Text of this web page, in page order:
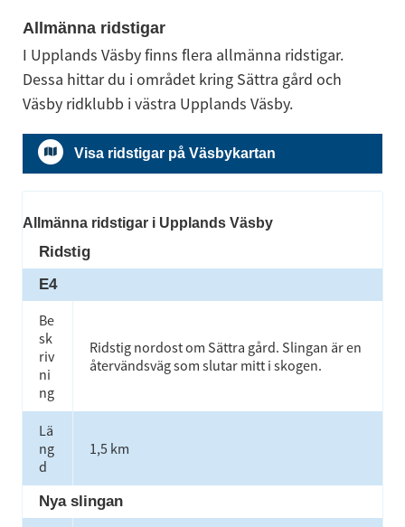
Allmänna ridstigar
I Upplands Väsby finns flera allmänna ridstigar.
Dessa hittar du i området kring Sättra gård och
Väsby ridklubb i västra Upplands Väsby.
Visa ridstigar på Väsbykartan
Allmänna ridstigar i Upplands Väsby
Ridstig
E4
Be
sk
riv
ni
ng
Ridstig nordost om Sättra gård. Slingan är en
återvändsväg som slutar mitt i skogen.
Lä
ng
d
1,5 km
Nya slingan